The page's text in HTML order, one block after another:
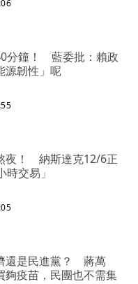
分鐘！ 藍委批：賴政
源韌性」呢
夜！ 納斯達克12/6正
交易」
還是民進黨？ 蔣萬
夠疫苗，民團也不需集